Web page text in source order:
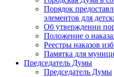
Порядок
элементов для
Об утверждении
Положение о
Реестры наказов
Памятка для
Председатель Думы
Председатель Думы